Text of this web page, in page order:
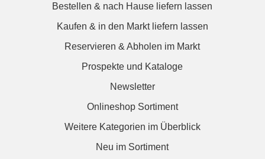
Bestellen & nach Hause liefern lassen
Kaufen & in den Markt liefern lassen
Reservieren & Abholen im Markt
Prospekte und Kataloge
Newsletter
Onlineshop Sortiment
Weitere Kategorien im Überblick
Neu im Sortiment